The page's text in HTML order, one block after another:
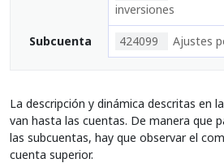
inversiones
Subcuenta 424099 Ajustes
La descripción y dinámica descritas en
van hasta las cuentas. De manera que
las subcuentas, hay que observar el
cuenta superior.